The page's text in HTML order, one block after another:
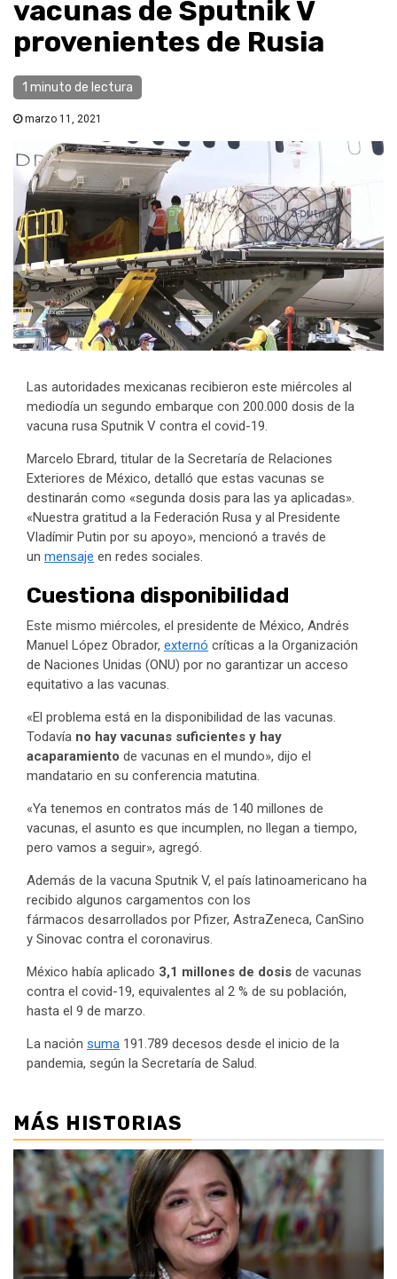
vacunas de Sputnik V
provenientes de Rusia
1 minuto de lectura
marzo 11, 2021
Las autoridades mexicanas recibieron este miércoles al
mediodía un segundo embarque con 200.000 dosis de la
vacuna rusa Sputnik V contra el covid-19.
Marcelo Ebrard, titular de la Secretaría de Relaciones
Exteriores de México, detalló que estas vacunas se
destinarán como «segunda dosis para las ya aplicadas».
«Nuestra gratitud a la Federación Rusa y al Presidente
Vladímir Putin por su apoyo», mencionó a través de
un mensaje en redes sociales.
Cuestiona disponibilidad
Este mismo miércoles, el presidente de México, Andrés
Manuel López Obrador, externó críticas a la Organización
de Naciones Unidas (ONU) por no garantizar un acceso
equitativo a las vacunas.
«El problema está en la disponibilidad de las vacunas.
Todavía no hay vacunas suficientes y hay
acaparamiento de vacunas en el mundo», dijo el
mandatario en su conferencia matutina.
«Ya tenemos en contratos más de 140 millones de
vacunas, el asunto es que incumplen, no llegan a tiempo,
pero vamos a seguir», agregó.
Además de la vacuna Sputnik V, el país latinoamericano ha
recibido algunos cargamentos con los
fármacos desarrollados por Pfizer, AstraZeneca, CanSino
y Sinovac contra el coronavirus.
México había aplicado 3,1 millones de dosis de vacunas
contra el covid-19, equivalentes al 2 % de su población,
hasta el 9 de marzo.
La nación suma 191.789 decesos desde el inicio de la
pandemia, según la Secretaría de Salud.
MÁS HISTORIAS